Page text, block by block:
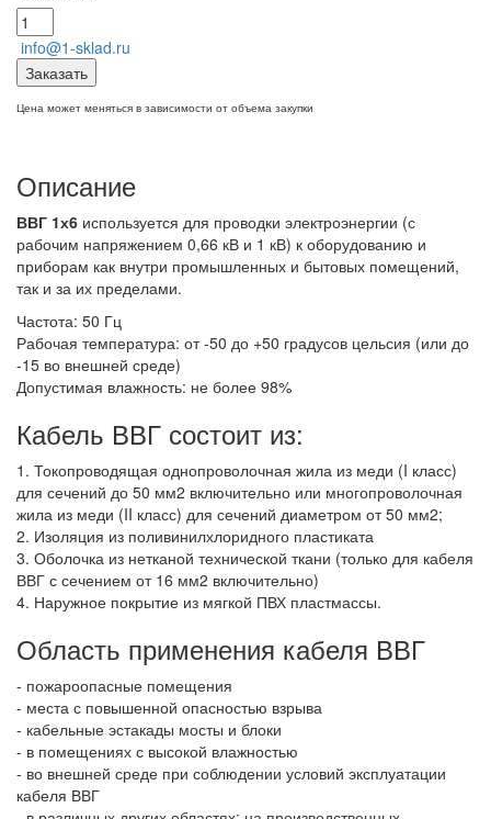
info@1-sklad.ru
Заказать
Цена может меняться в зависимости от объема закупки
Описание
ВВГ 1х6 используется для проводки электроэнергии (с
рабочим напряжением 0,66 кВ и 1 кВ) к оборудованию и
приборам как внутри промышленных и бытовых помещений,
так и за их пределами.
Частота: 50 Гц
Рабочая температура: от -50 до +50 градусов цельсия (или до
-15 во внешней среде)
Допустимая влажность: не более 98%
Кабель ВВГ состоит из:
1. Токопроводящая однопроволочная жила из меди (I класс)
для сечений до 50 мм2 включительно или многопроволочная
жила из меди (II класс) для сечений диаметром от 50 мм2;
2. Изоляция из поливинилхлоридного пластиката
3. Оболочка из нетканой технической ткани (только для кабеля
ВВГ с сечением от 16 мм2 включительно)
4. Наружное покрытие из мягкой ПВХ пластмассы.
Область применения кабеля ВВГ
- пожароопасные помещения
- места с повышенной опасностью взрыва
- кабельные эстакады мосты и блоки
- в помещениях с высокой влажностью
- во внешней среде при соблюдении условий эксплуатации
кабеля ВВГ